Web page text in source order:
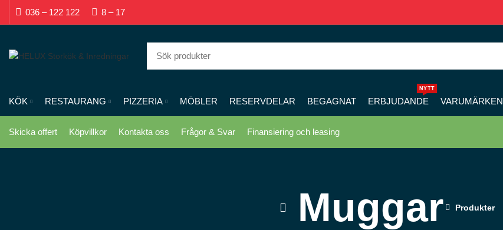
036 – 122 122 8 – 17
KÖK RESTAURANG PIZZERIA MÖBLER RESERVDELAR BEGAGNAT ERBJUDANDE
NYTT
VARUMÄRKEN
Skicka offert Köpvillkor Kontakta oss Frågor & Svar Finansiering och leasing
Muggar Produkter